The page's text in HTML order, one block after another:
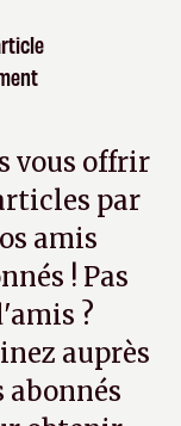
vous offrir
par
amis
! Pas
?
auprès
abonnés